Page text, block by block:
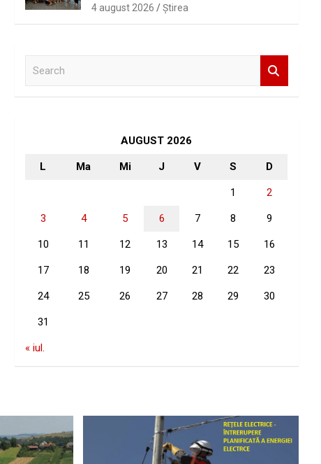
4 august 2026 Ştirea
AUGUST 2026
L Ma Mi J V S D
1 2
3 4 5 6 7 8 9
10 11 12 13 14 15 16
17 18 19 20 21 22 23
24 25 26 27 28 29 30
31
« iul.